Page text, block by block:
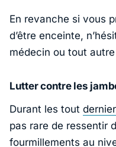
En revanche si vous
d’être enceinte,
médecin ou tout
Lutter contre les
Durant les tout
pas rare de ressentir
fourmillements au